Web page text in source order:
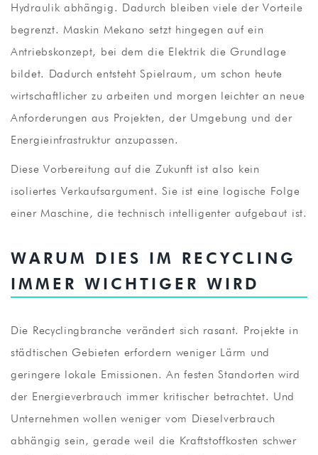
Hydraulik abhängig. Dadurch bleiben viele der Vorteile
begrenzt. Maskin Mekano setzt hingegen auf ein
Antriebskonzept, bei dem die Elektrik die Grundlage
bildet. Dadurch entsteht Spielraum, um schon heute
wirtschaftlicher zu arbeiten und morgen leichter an neue
Anforderungen aus Projekten, der Umgebung und der
Energieinfrastruktur anzupassen.
Diese Vorbereitung auf die Zukunft ist also kein
isoliertes Verkaufsargument. Sie ist eine logische Folge
einer Maschine, die technisch intelligenter aufgebaut ist.
WARUM DIES IM RECYCLING
IMMER WICHTIGER WIRD
Die Recyclingbranche verändert sich rasant. Projekte in
städtischen Gebieten erfordern weniger Lärm und
geringere lokale Emissionen. An festen Standorten wird
der Energieverbrauch immer kritischer betrachtet. Und
Unternehmen wollen weniger vom Dieselverbrauch
abhängig sein, gerade weil die Kraftstoffkosten schwer